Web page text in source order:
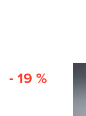
- 19 %